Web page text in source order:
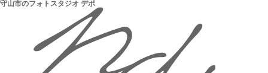
守山市のフォトスタジオ デポ